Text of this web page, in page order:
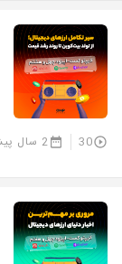
30 2 سال پیش